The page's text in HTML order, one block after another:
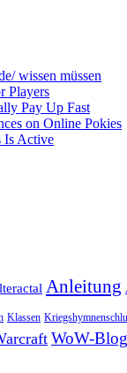
wissen müssen
Players
Pay Up Fast
on Online Pokies
Is Active
Anleitung
Klassen
WoW-